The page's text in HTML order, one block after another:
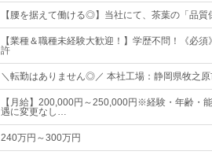
【腰を据えて働ける◎】当社にて、茶葉の「品質
【業種＆職種未経験大歓迎！】学歴不問！《
許
＼転勤はありません◎／ 本社工場：静岡県牧之
【月給】200,000円～250,000円※経験・年齢・
遇に変更なし…
240万円～300万円